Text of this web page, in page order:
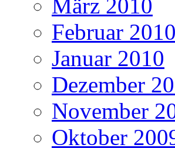
März 2010
Februar 2010
Januar 2010
Dezember
November
Oktober